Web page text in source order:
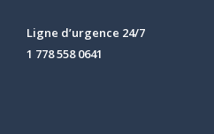
Ligne d’urgence 24/7
1 778 558 0641